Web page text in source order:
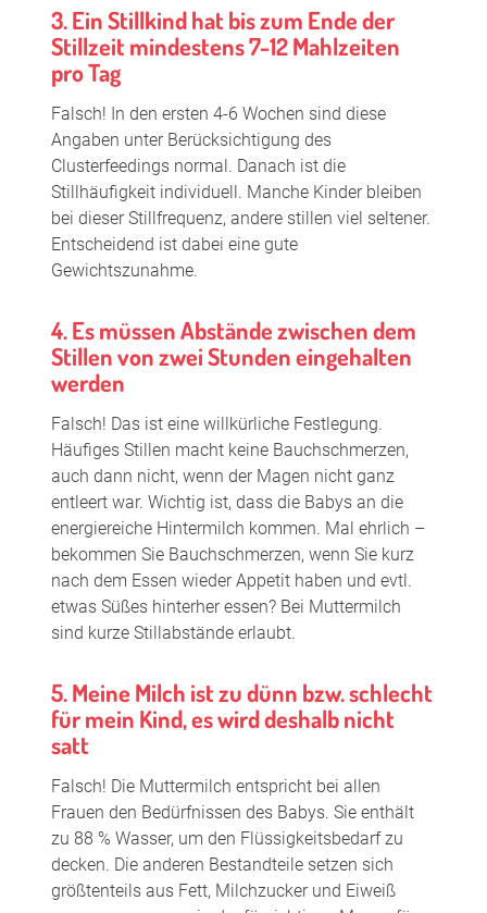
3. Ein Stillkind hat bis zum Ende der
Stillzeit mindestens 7-12 Mahlzeiten
pro Tag
Falsch! In den ersten 4-6 Wochen sind diese
Angaben unter Berücksichtigung des
Clusterfeedings normal. Danach ist die
Stillhäufigkeit individuell. Manche Kinder bleiben
bei dieser Stillfrequenz, andere stillen viel seltener.
Entscheidend ist dabei eine gute
Gewichtszunahme.
4. Es müssen Abstände zwischen dem
Stillen von zwei Stunden eingehalten
werden
Falsch! Das ist eine willkürliche Festlegung.
Häufiges Stillen macht keine Bauchschmerzen,
auch dann nicht, wenn der Magen nicht ganz
entleert war. Wichtig ist, dass die Babys an die
energiereiche Hintermilch kommen. Mal ehrlich –
bekommen Sie Bauchschmerzen, wenn Sie kurz
nach dem Essen wieder Appetit haben und evtl.
etwas Süßes hinterher essen? Bei Muttermilch
sind kurze Stillabstände erlaubt.
5. Meine Milch ist zu dünn bzw. schlecht
für mein Kind, es wird deshalb nicht
satt
Falsch! Die Muttermilch entspricht bei allen
Frauen den Bedürfnissen des Babys. Sie enthält
zu 88 % Wasser, um den Flüssigkeitsbedarf zu
decken. Die anderen Bestandteile setzen sich
größtenteils aus Fett, Milchzucker und Eiweiß